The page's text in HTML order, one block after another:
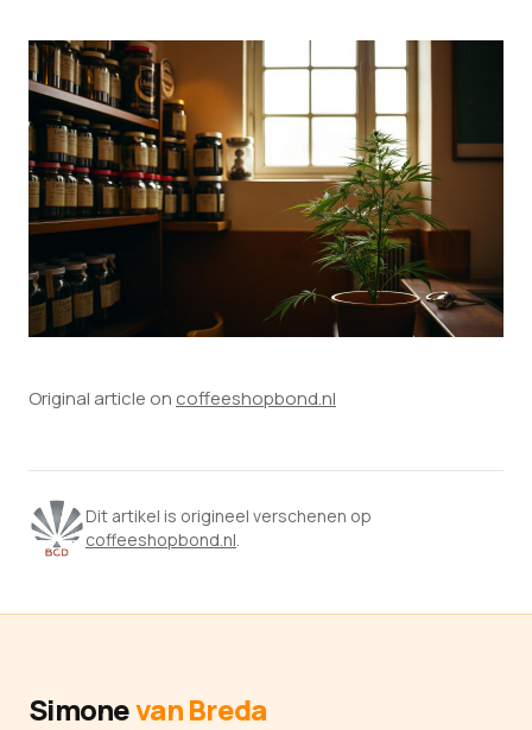
Original article on coffeeshopbond.nl
Dit artikel is origineel verschenen op
coffeeshopbond.nl.
Simonevan Breda